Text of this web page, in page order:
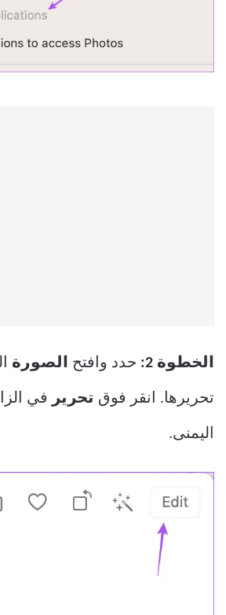
الخطوة 2: حدد وافتح الصورة
تحريرها. انقر فوق تحرير في
اليمنى.